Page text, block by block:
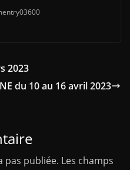
2023
du 10 au 16 avril 2023
pas publiée. Les champs